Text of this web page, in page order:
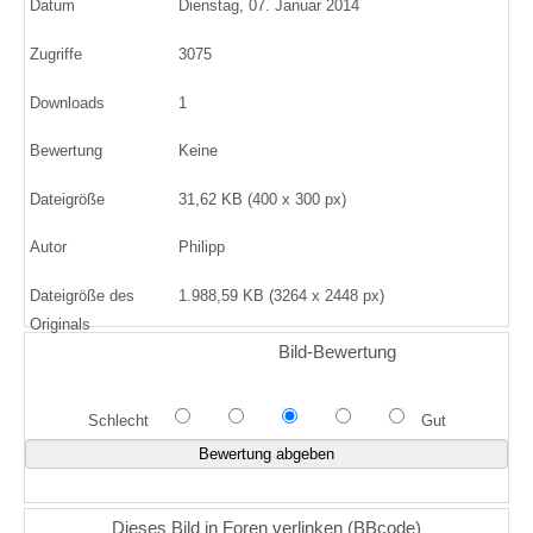
Datum Dienstag, 07. Januar 2014
Zugriffe 3075
Downloads 1
Bewertung Keine
Dateigröße 31,62 KB (400 x 300 px)
Autor Philipp
Dateigröße des
Originals
1.988,59 KB (3264 x 2448 px)
Bild-Bewertung
Schlecht Gut
Dieses Bild in Foren verlinken (BBcode)